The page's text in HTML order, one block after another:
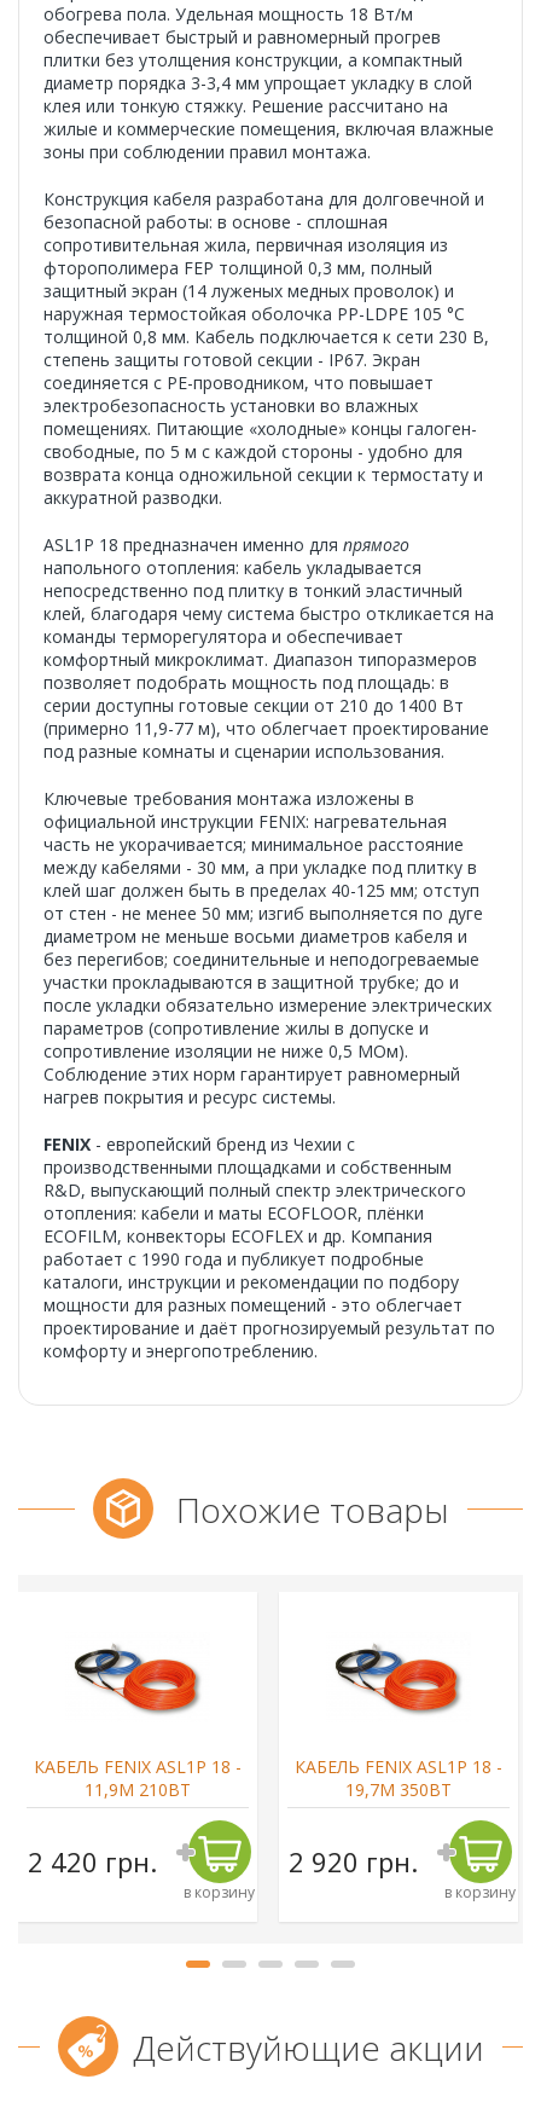
обогрева пола. Удельная мощность 18 Вт/м
обеспечивает быстрый и равномерный прогрев
плитки без утолщения конструкции, а компактный
диаметр порядка 3-3,4 мм упрощает укладку в слой
клея или тонкую стяжку. Решение рассчитано на
жилые и коммерческие помещения, включая влажные
зоны при соблюдении правил монтажа.
Конструкция кабеля разработана для долговечной и
безопасной работы: в основе - сплошная
сопротивительная жила, первичная изоляция из
фторополимера FEP толщиной 0,3 мм, полный
защитный экран (14 луженых медных проволок) и
наружная термостойкая оболочка PP-LDPE 105 °C
толщиной 0,8 мм. Кабель подключается к сети 230 В,
степень защиты готовой секции - IP67. Экран
соединяется с PE-проводником, что повышает
электробезопасность установки во влажных
помещениях. Питающие «холодные» концы галоген-
свободные, по 5 м с каждой стороны - удобно для
возврата конца одножильной секции к термостату и
аккуратной разводки.
ASL1P 18 предназначен именно для прямого
напольного отопления: кабель укладывается
непосредственно под плитку в тонкий эластичный
клей, благодаря чему система быстро откликается на
команды терморегулятора и обеспечивает
комфортный микроклимат. Диапазон типоразмеров
позволяет подобрать мощность под площадь: в
серии доступны готовые секции от 210 до 1400 Вт
(примерно 11,9-77 м), что облегчает проектирование
под разные комнаты и сценарии использования.
Ключевые требования монтажа изложены в
официальной инструкции FENIX: нагревательная
часть не укорачивается; минимальное расстояние
между кабелями - 30 мм, а при укладке под плитку в
клей шаг должен быть в пределах 40-125 мм; отступ
от стен - не менее 50 мм; изгиб выполняется по дуге
диаметром не меньше восьми диаметров кабеля и
без перегибов; соединительные и неподогреваемые
участки прокладываются в защитной трубке; до и
после укладки обязательно измерение электрических
параметров (сопротивление жилы в допуске и
сопротивление изоляции не ниже 0,5 МОм).
Соблюдение этих норм гарантирует равномерный
нагрев покрытия и ресурс системы.
FENIX - европейский бренд из Чехии с
производственными площадками и собственным
R&D, выпускающий полный спектр электрического
отопления: кабели и маты ECOFLOOR, плёнки
ECOFILM, конвекторы ECOFLEX и др. Компания
работает с 1990 года и публикует подробные
каталоги, инструкции и рекомендации по подбору
мощности для разных помещений - это облегчает
проектирование и даёт прогнозируемый результат по
комфорту и энергопотреблению.
Похожие товары
КАБЕЛЬ FENIX ASL1P 18 -
11,9М 210ВТ
2 420 грн.
в корзину
КАБЕЛЬ FENIX ASL1P 18 -
19,7М 350ВТ
2 920 грн.
в корзину
Действуйющие акции